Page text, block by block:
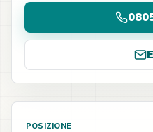
POSIZIONE